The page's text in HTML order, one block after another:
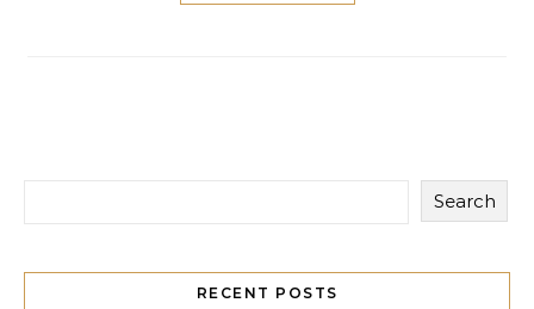
Search
RECENT POSTS